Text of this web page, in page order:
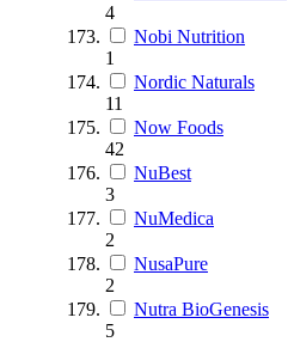
4
Nobi Nutrition
1
Nordic Naturals
11
Now Foods
42
NuBest
3
NuMedica
2
NusaPure
2
Nutra BioGenesis
5